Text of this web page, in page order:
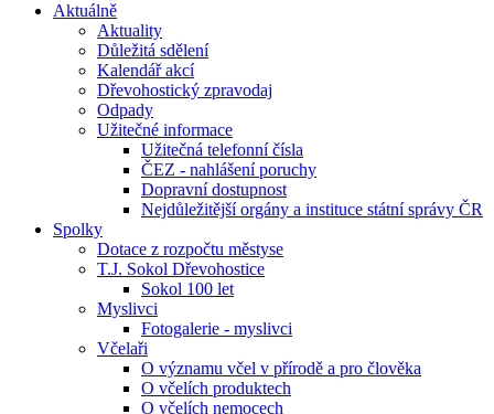
Aktuálně
Aktuality
Důležitá sdělení
Kalendář akcí
Dřevohostický zpravodaj
Odpady
Užitečné informace
Užitečná telefonní čísla
ČEZ - nahlášení poruchy
Dopravní dostupnost
Nejdůležitější orgány a instituce státní správy ČR
Spolky
Dotace z rozpočtu městyse
T.J. Sokol Dřevohostice
Sokol 100 let
Myslivci
Fotogalerie - myslivci
Včelaři
O významu včel v přírodě a pro člověka
O včelích produktech
O včelích nemocech